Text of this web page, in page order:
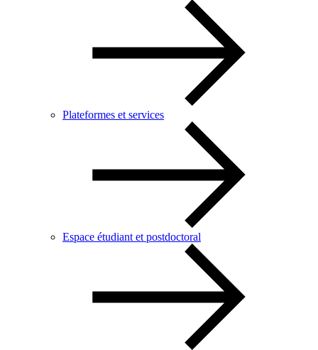
Plateformes et services
Espace étudiant et postdoctoral